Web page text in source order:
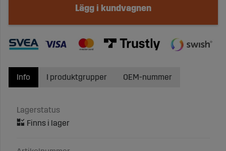
Lägg i kundvagnen
Info
Lagerstatus
I produktgrupper OEM-nummer